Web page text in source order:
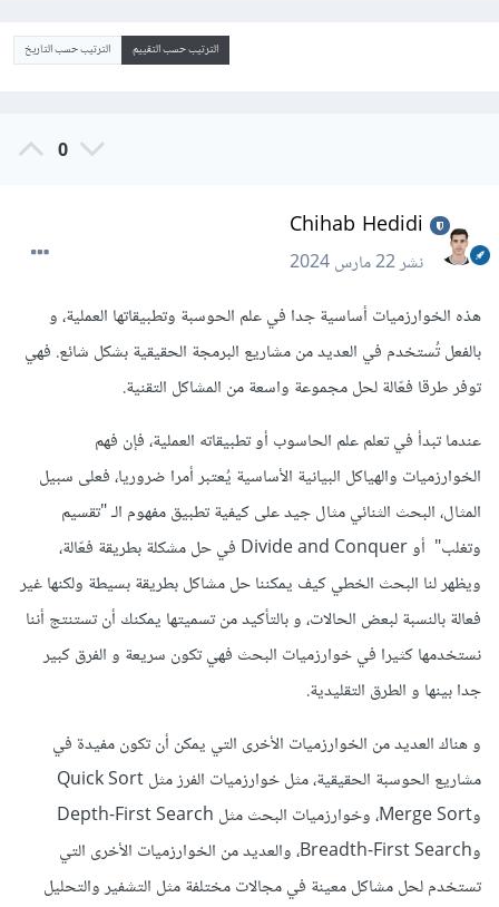
الترتيب حسب التقييم الترتيب حسب التاريخ
0
Chihab Hedidi
نشر22 مارس 2024
هذه الخوارزميات أساسية جدا في علم الحوسبة وتطبيقاتها العملية، و
بالفعل تُستخدم في العديد من مشاريع البرمجة الحقيقية بشكل شائع. فهي
توفر طرقا فعّالة لحل مجموعة واسعة من المشاكل التقنية.
عندما تبدأ في تعلم علم الحاسوب أو تطبيقاته العملية، فإن فهم
الخوارزميات والهياكل البيانية الأساسية يُعتبر أمرا ضروريا، فعلى سبيل
المثال، البحث الثنائي مثال جيد على كيفية تطبيق مفهوم الـ "تقسيم
وتغلب" أو Divide and Conquer في حل مشكلة بطريقة فعّالة،
ويظهر لنا البحث الخطي كيف يمكننا حل مشاكل بطريقة بسيطة ولكنها غير
فعالة بالنسبة لبعض الحالات، و بالتأكيد من تسميتها يمكنك أن تستنتج أننا
نستخدمها كثيرا في خوارزميات البحث فهي تكون سريعة و الفرق كبير
جدا بينها و الطرق التقليدية.
و هناك العديد من الخوارزميات الأخرى التي يمكن أن تكون مفيدة في
مشاريع الحوسبة الحقيقية، مثل خوارزميات الفرز مثل Quick Sort
وMerge Sort، وخوارزميات البحث مثل Depth-First Search
وBreadth-First Search، والعديد من الخوارزميات الأخرى التي
تستخدم لحل مشاكل معينة في مجالات مختلفة مثل التشفير والتحليل